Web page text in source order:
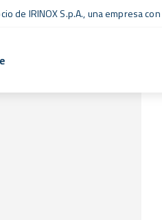
de IRINOX S.p.A., una empresa con